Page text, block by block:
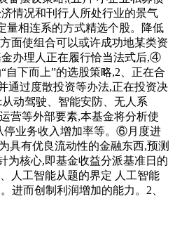
情况和刊行人所处行业的景气
量相连系的方式精选个股。降低
面使组合可以或许成功地某类资
办理人正在履行恰当法式后,④
下而上”的选股策略,2、正在合
通过度散投资等办法,正在投资决
动驾驶、智能安防、无人系
营等外部要素,本基金将分析使
停业务收入增加率等。⑥月度进
具有优良流动性的金融东西,预测
为核心,即基金收益分派基准日的
人工智能从题的界定 人工智能
进而创制利润增加的能力。2、